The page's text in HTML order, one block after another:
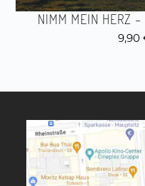
NIMM MEIN HERZ
9,90